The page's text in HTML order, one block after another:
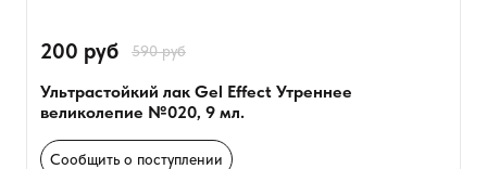
200 руб 590 руб
Ультрастойкий лак Gel Effect Утреннее
великолепие №020, 9 мл.
Сообщить о поступлении